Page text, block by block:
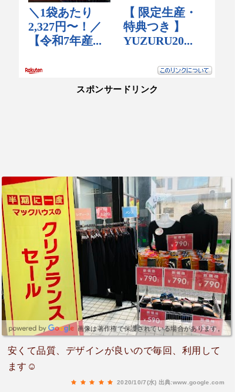
スポンサードリンク
画像は著作権で保護されている場合があります。
安くて品質、デザインが良いので毎回、利用して
ます☺️
2020/10/7(水) 出典:www.google.com